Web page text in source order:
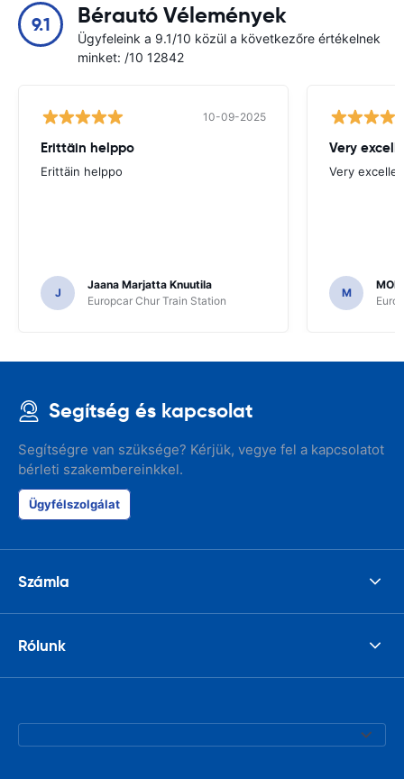
9.1 Bérautó Vélemények
Ügyfeleink a 9.1/10 közül a következőre értékelnek
minket: /10 12842
10-09-2025
Erittäin helppo
Erittäin helppo
J
Jaana Marjatta Knuutila
Europcar Chur Train Station
Very
Very
M
Segítség és kapcsolat
Segítségre van szüksége? Kérjük, vegye fel a kapcsolatot
bérleti szakembereinkkel.
Ügyfélszolgálat
Számla
Rólunk